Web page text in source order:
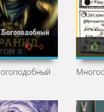
0
Золотой Богоподобный Тиранид (Том 5) - Михаил Усачев